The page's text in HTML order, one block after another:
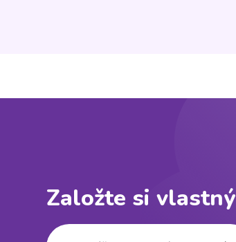
Založte si vlastný